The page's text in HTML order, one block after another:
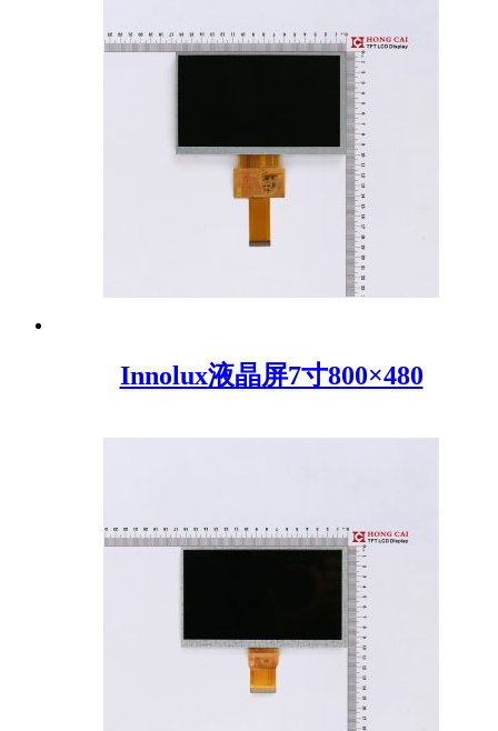
Innolux液晶屏7寸800×480